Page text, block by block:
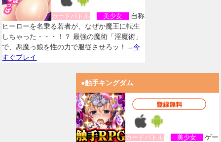
カードバトル 美少女
自称
ヒーローを名乗る若者が、なぜか魔王に転生
しちゃった・・・！？ 最強の魔術「淫魔術」
で、悪魔っ娘を性の力で服従させろッ！→今
すぐプレイ
●触手キングダム
カードバトル 美少女
ゲー